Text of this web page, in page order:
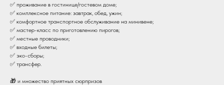
✅ проживание в гостинице/гостевом доме;
✅ комплексное питание: завтрак, обед, ужин;
✅ комфортное транспортное обслуживание на минивене;
✅ мастер-класс по приготовлению пирогов;
✅ местные проводники;
✅ входные билеты;
✅ эко-сборы;
✅ трансфер.
🎁 и множество приятных сюрпризов